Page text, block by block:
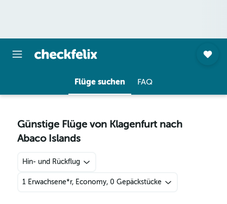
Flüge suchen FAQ
Günstige Flüge von Klagenfurt nach
Abaco Islands
Hin- und Rückflug
1 Erwachsene*r, Economy, 0 Gepäckstücke